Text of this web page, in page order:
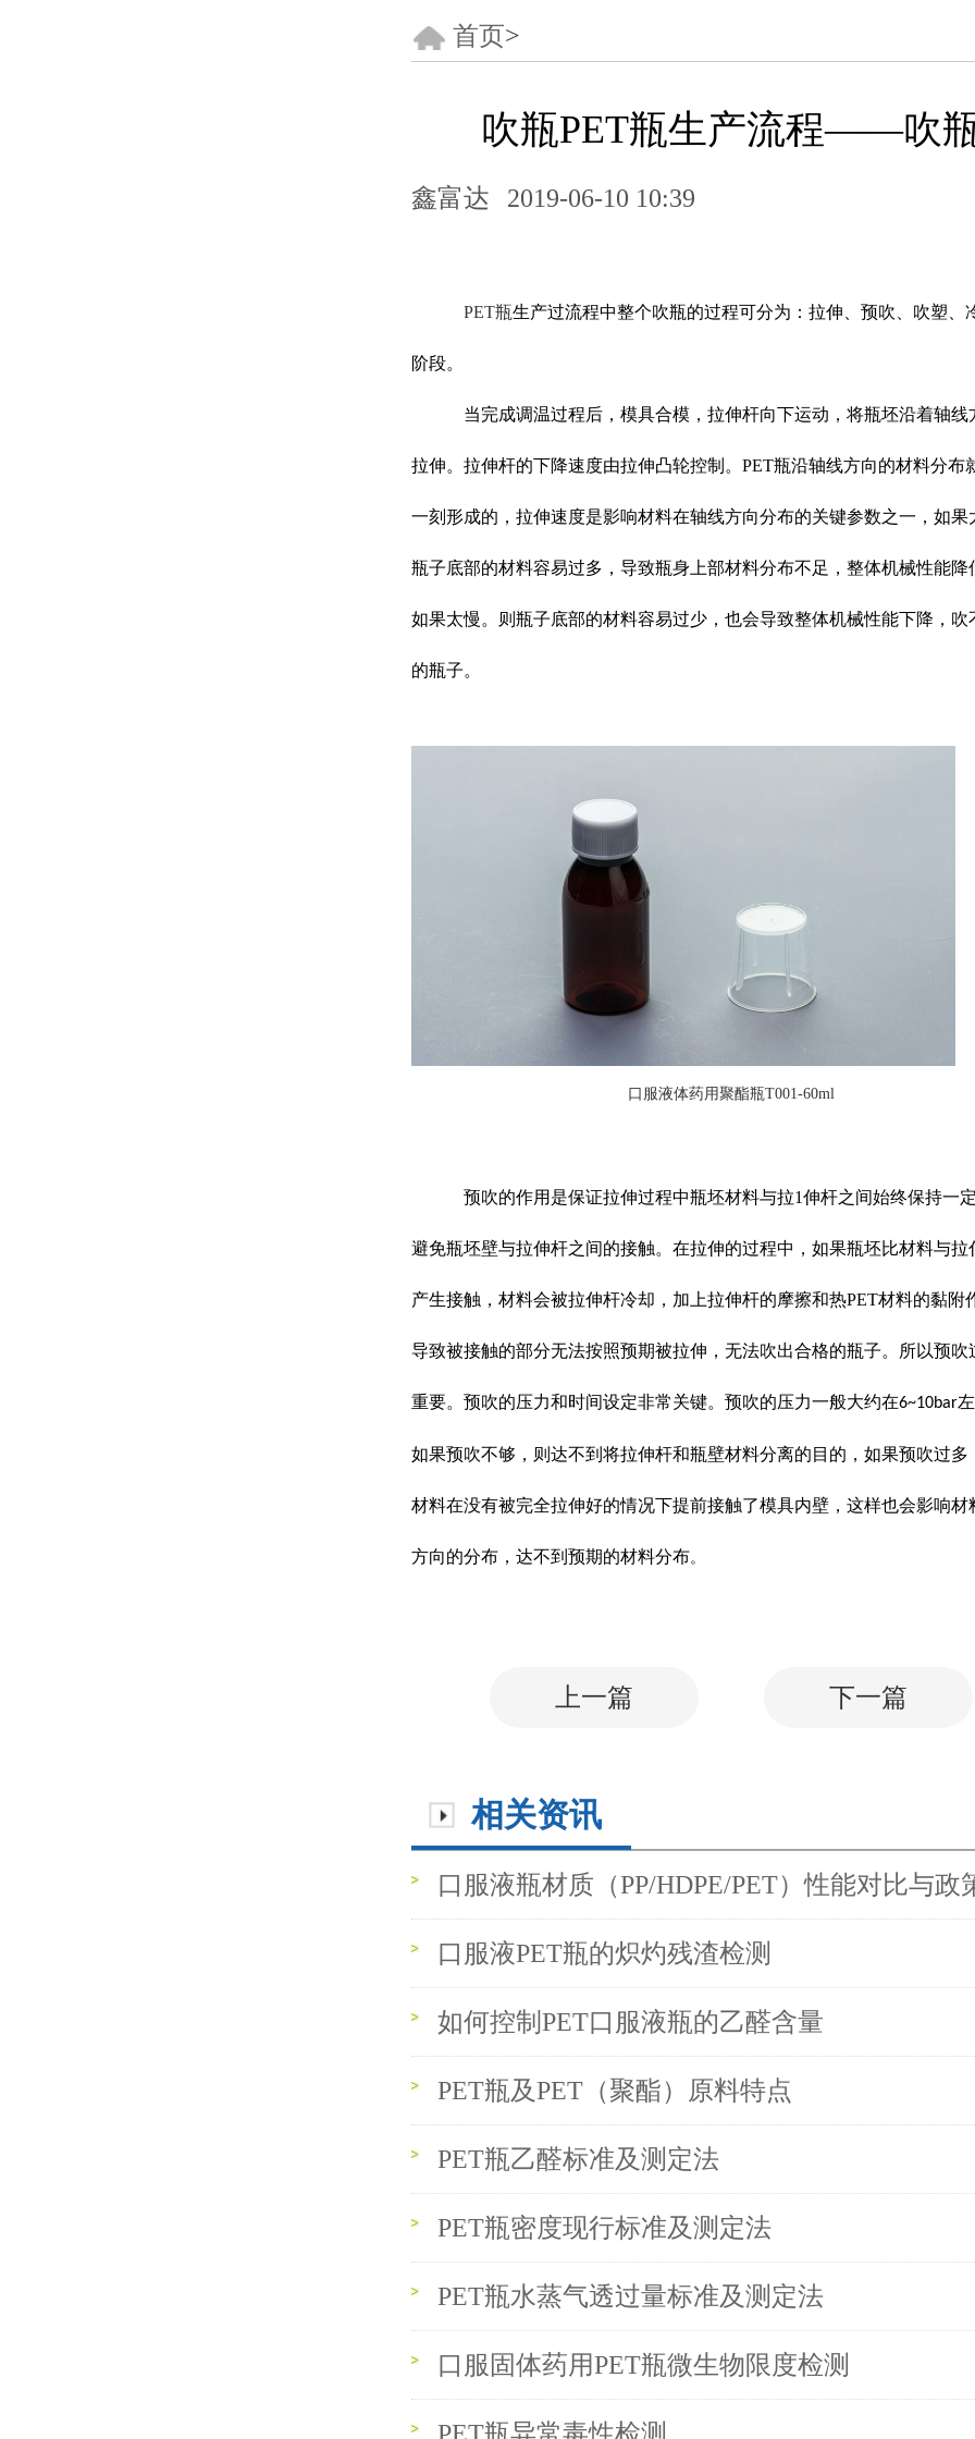
首页>
吹瓶PET瓶生产流程——吹
鑫富达 2019-06-10 10:39
PET瓶生产过流程中整个吹瓶的过程可分为：拉伸、预吹、吹塑、
阶段。
当完成调温过程后，模具合模，拉伸杆向下运动，将瓶坯沿着轴线
拉伸。拉伸杆的下降速度由拉伸凸轮控制。PET瓶沿轴线方向的材料分布
一刻形成的，拉伸速度是影响材料在轴线方向分布的关键参数之一，如果
瓶子底部的材料容易过多，导致瓶身上部材料分布不足，整体机械性能降
如果太慢。则瓶子底部的材料容易过少，也会导致整体机械性能下降，吹
的瓶子。
口服液体药用聚酯瓶T001-60ml
预吹的作用是保证拉伸过程中瓶坯材料与拉1伸杆之间始终保持一定
避免瓶坯壁与拉伸杆之间的接触。在拉伸的过程中，如果瓶坯比材料与拉
产生接触，材料会被拉伸杆冷却，加上拉伸杆的摩擦和热PET材料的黏附
导致被接触的部分无法按照预期被拉伸，无法吹出合格的瓶子。所以预吹
重要。预吹的压力和时间设定非常关键。预吹的压力一般大约在6~10bar
如果预吹不够，则达不到将拉伸杆和瓶壁材料分离的目的，如果预吹过多
材料在没有被完全拉伸好的情况下提前接触了模具内壁，这样也会影响材
方向的分布，达不到预期的材料分布。
上一篇 下一篇
相关资讯
口服液瓶材质（PP/HDPE/PET）性能对比与政
性分析
口服液PET瓶的炽灼残渣检测
如何控制PET口服液瓶的乙醛含量
PET瓶及PET（聚酯）原料特点
PET瓶乙醛标准及测定法
PET瓶密度现行标准及测定法
PET瓶水蒸气透过量标准及测定法
口服固体药用PET瓶微生物限度检测
PET瓶异常毒性检测